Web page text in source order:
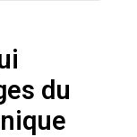
du